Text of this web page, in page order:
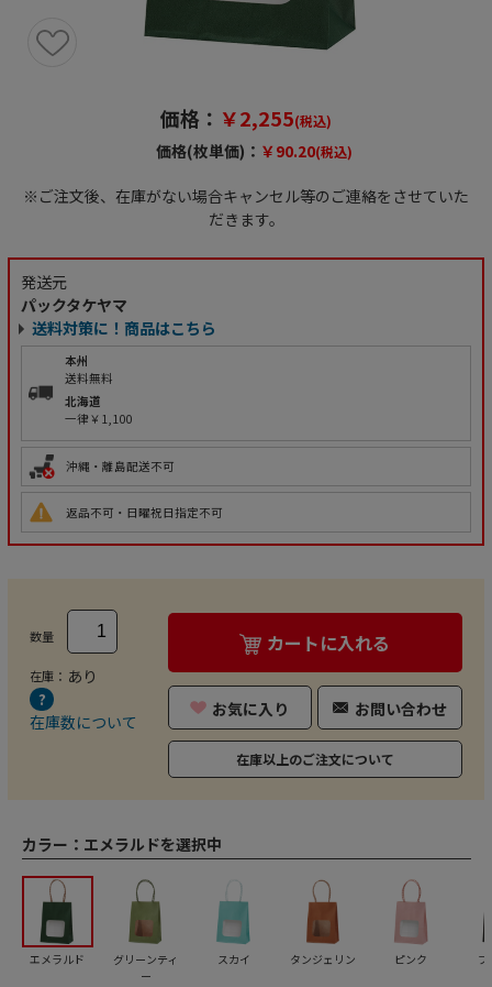
価格： ￥2,255(税込)
価格(枚単価)： ￥90.20(税込)
※ご注文後、在庫がない場合キャンセル等のご連絡をさせていた
だきます。
発送元
パックタケヤマ
送料対策に！商品はこちら
本州
送料無料
北海道
一律￥1,100
沖縄・離島配送不可
返品不可・日曜祝日指定不可
数量
在庫： あり
在庫数について
カートに入れる
お気に入り お問い合わせ
在庫以上のご注文について
カラー： エメラルドを選択中
エメラルド
グリーンティ
ー
スカイ タンジェリン ピンク ブ